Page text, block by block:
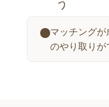
マッチング
のやり取りが